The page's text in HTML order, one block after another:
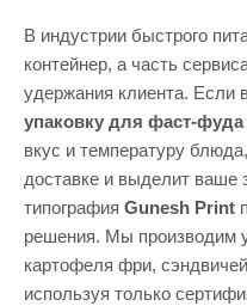
В индустрии быстрого
контейнер, а часть
удержания клиента. Если
упаковку для фаст-фуда
вкус и температуру
доставке и выделит ваше
типография Gunesh Print
решения. Мы производим
картофеля фри,
используя только